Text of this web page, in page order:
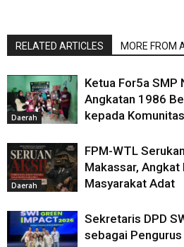
RELATED ARTICLES MORE FROM
Daerah
Ketua For5a SMP
Angkatan 1986
kepada
Daerah
FPM-WTL
Makassar, Angkat
Masyarakat Adat
Sekretaris DPD
sebagai Pengurus